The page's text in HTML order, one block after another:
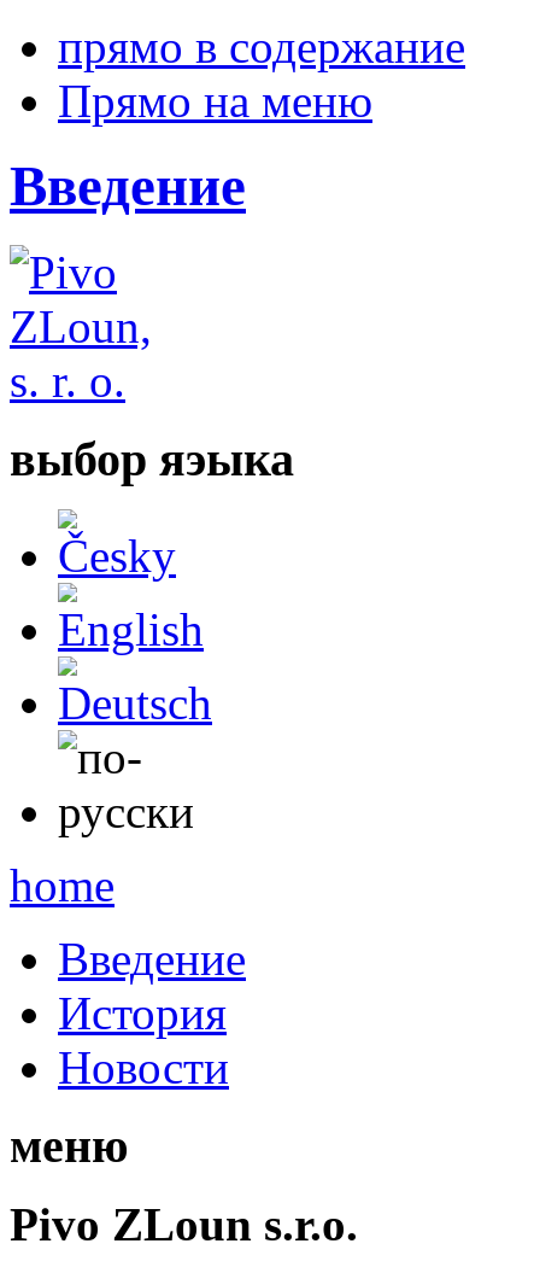
прямо в содержание
Прямо на меню
Введение
выбор яэыка
home
Введение
История
Новости
меню
Pivo ZLoun s.r.o.